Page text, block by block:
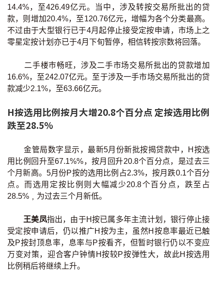
按市新闻
统计数据库
按揭智库
楼按专栏
按揭百科
实时银行资讯
装修·保险优惠
免费装修转介服务
装修设计专栏
火险、家居、宠物保险
14.4%，至426.49亿元。当中，涉及转按交易所批出的贷
款，则增加20.4%，至120.76亿元，增幅为各个分类最高。
不过由于大型银行已于4月起停止接受定按申请，市场上之
零星定按计划亦已于4月下旬暂停，相信转按宗数将回落。
二手楼巿畅旺，涉及二手市场交易所批出的贷款增加
16.6%，至242.07亿元。至于涉及一手市场交易所批出的贷
款减少2.1%，至63.66亿元。
H按选用比例按月大增20.8个百分点 定按选用比例
跌至28.5%
金管局数字显示，最新5月份新批按揭贷款中，H按选
用比例回升至67.1%%，按月回升20.8个百分点，是过去三
个月新高。5月份P按的选用比例占2.3%，按月跌0.1个百分
点。而选用定按比例则大幅减少20.8个百分点，跌至占
28.5%﹐为过去三个月新低。
王美凤指出，由于H按已属多年主流计划，银行停止接
受定按申请后，仍以推广H按为主，虽然H按息率最近已触
及P按封顶息率，息率与P按看齐，但暂时银行仍以不变应
万变对策，迎合客户钟情H按较P按弹性大，故此H按选用
比例稍后将继续上升。